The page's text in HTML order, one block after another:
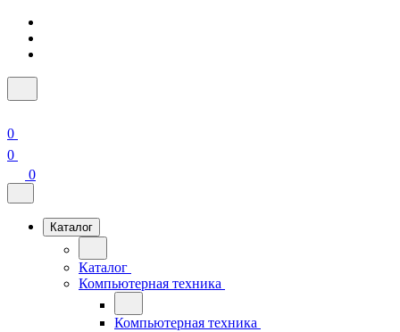
0
0
0
Каталог
Каталог
Компьютерная техника
Компьютерная техника